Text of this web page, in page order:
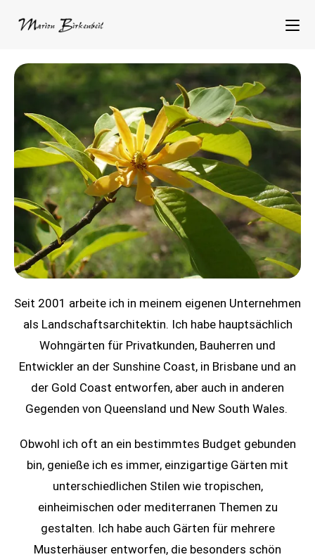
Seit 2001 arbeite ich in meinem eigenen Unternehmen
als Landschaftsarchitektin. Ich habe hauptsächlich
Wohngärten für Privatkunden, Bauherren und
Entwickler an der Sunshine Coast, in Brisbane und an
der Gold Coast entworfen, aber auch in anderen
Gegenden von Queensland und New South Wales.
Obwohl ich oft an ein bestimmtes Budget gebunden
bin, genieße ich es immer, einzigartige Gärten mit
unterschiedlichen Stilen wie tropischen,
einheimischen oder mediterranen Themen zu
gestalten. Ich habe auch Gärten für mehrere
Musterhäuser entworfen, die besonders schön